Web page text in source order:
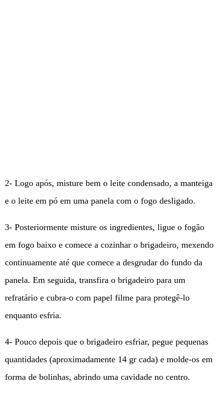
2- Logo após, misture bem o leite condensado, a manteiga
e o leite em pó em uma panela com o fogo desligado.
3- Posteriormente misture os ingredientes, ligue o fogão
em fogo baixo e comece a cozinhar o brigadeiro, mexendo
continuamente até que comece a desgrudar do fundo da
panela. Em seguida, transfira o brigadeiro para um
refratário e cubra-o com papel filme para protegê-lo
enquanto esfria.
4- Pouco depois que o brigadeiro esfriar, pegue pequenas
quantidades (aproximadamente 14 gr cada) e molde-os em
forma de bolinhas, abrindo uma cavidade no centro.